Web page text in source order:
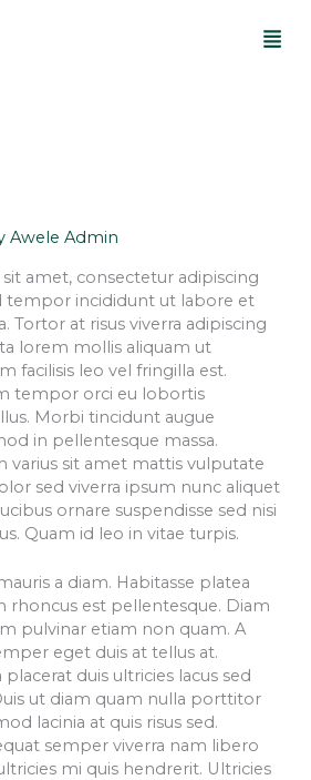
Awele Admin
amet, consectetur adipiscing
tempor incididunt ut labore et
Tortor at risus viverra adipiscing
lorem mollis aliquam ut
facilisis leo vel fringilla est.
tempor orci eu lobortis
Morbi tincidunt augue
in pellentesque massa.
varius sit amet mattis vulputate
sed viverra ipsum nunc aliquet
ornare suspendisse sed nisi
Quam id leo in vitae turpis.
a diam. Habitasse platea
rhoncus est pellentesque. Diam
pulvinar etiam non quam. A
eget duis at tellus at.
duis ultricies lacus sed
ut diam quam nulla porttitor
lacinia at quis risus sed.
semper viverra nam libero
mi quis hendrerit. Ultricies